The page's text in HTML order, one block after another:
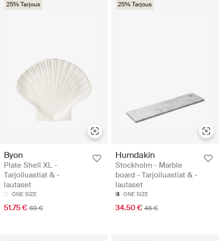
25% Tarjous
Byon
Plate Shell XL -
Tarjoiluastiat & -
lautaset
ONE SIZE
51.75 € 69 €
25% Tarjous
Humdakin
Stockholm - Marble
board - Tarjoiluastiat & -
lautaset
ONE SIZE
34.50 € 46 €